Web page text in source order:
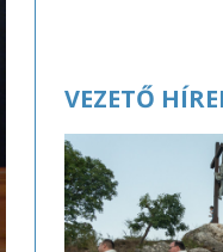
VEZETŐ